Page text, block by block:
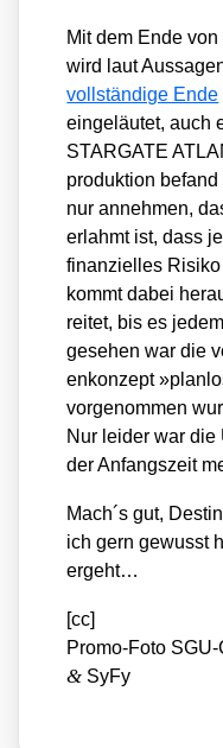
Mit dem Ende
wird laut
voll­stän­di­ge Ende
ein­ge­läu­tet, auch
STARGATE
pro­duk­ti­on
nur anneh­men,
erlahmt ist, dass
finan­zi­el­les
kommt dabei
rei­tet, bis es
gese­hen war die
en­kon­zept
vor­ge­nom­men
Nur lei­der war
der Anfangs­zeit
Mach´s gut,
ich gern gewusst
ergeht…
[cc]
Pro­mo-Foto
& SyFy